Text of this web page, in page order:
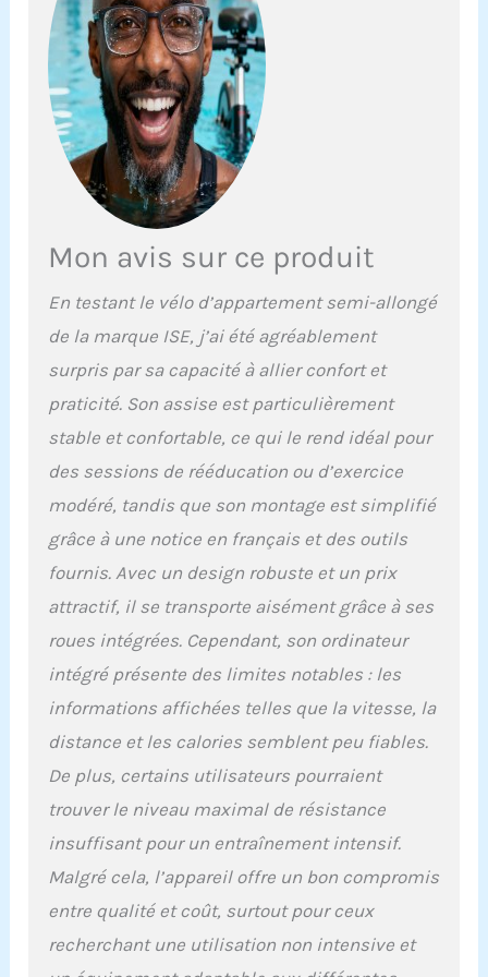
ou débutant. Le velo semi
allongé est parfait pour la
récupération ou
l'entraînement intensif.
L'utilisation de ce vélo
d'exercice/vélo
appartement semi
allongé est très utile pour
l'entraînement
【DIMENSIONS&8
RÉGLABLES】Velo
appartement semi
allongé 136/55/93 (L/l/H)
cm - Réglage magnétique
progressif à 1-8 niveaux
résistance- Selon vos
besoins de fitness,
choisissez la résistance
et la vitesse qui vous
conviennent. 6 KG roue
d'inertie faible bruit et
silence, vous offrant un
environnement de remise
en forme calme.. En
ajustant la position du
allongé peut convenir à
des personnes de 150 à
185cm. Support pour
tablette pour déposer
votre téléphone portable
d’effectuer votre sport
tout en vous
【MULTIFONTION
ÉCRAN】L’écran du velo
appartementaffiche la
Mon avis sur ce produit
En testant le vélo d’appartement semi-allongé
de la marque ISE, j’ai été agréablement
surpris par sa capacité à allier confort et
praticité. Son assise est particulièrement
stable et confortable, ce qui le rend idéal pour
des sessions de rééducation ou d’exercice
modéré, tandis que son montage est simplifié
grâce à une notice en français et des outils
fournis. Avec un design robuste et un prix
attractif, il se transporte aisément grâce à ses
roues intégrées. Cependant, son ordinateur
intégré présente des limites notables : les
informations affichées telles que la vitesse, la
distance et les calories semblent peu fiables.
De plus, certains utilisateurs pourraient
trouver le niveau maximal de résistance
insuffisant pour un entraînement intensif.
Malgré cela, l’appareil offre un bon compromis
entre qualité et coût, surtout pour ceux
recherchant une utilisation non intensive et